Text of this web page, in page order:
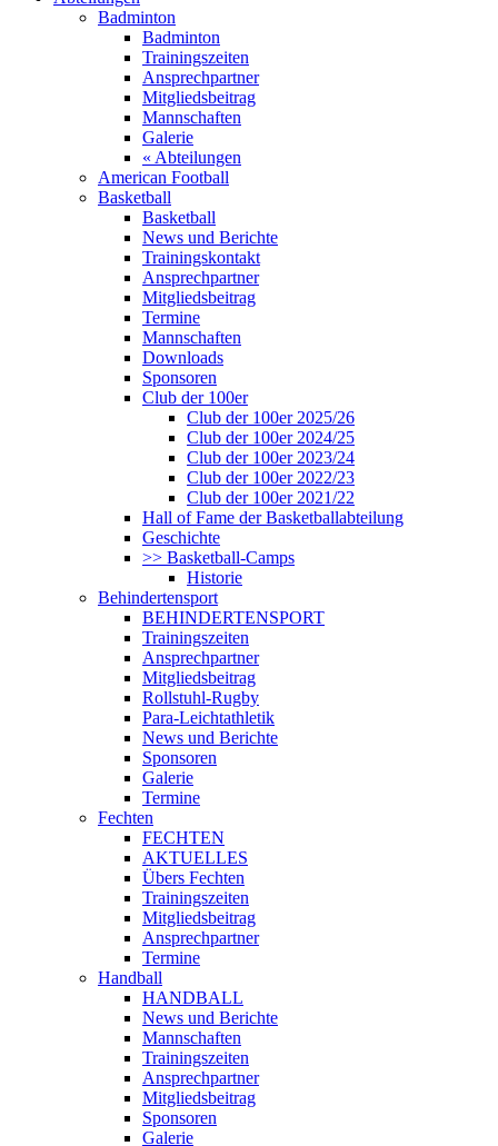
Badminton
Badminton
Trainingszeiten
Ansprechpartner
Mitgliedsbeitrag
Mannschaften
Galerie
« Abteilungen
American Football
Basketball
Basketball
News und Berichte
Trainingskontakt
Ansprechpartner
Mitgliedsbeitrag
Termine
Mannschaften
Downloads
Sponsoren
Club der 100er
Club der 100er 2025/26
Club der 100er 2024/25
Club der 100er 2023/24
Club der 100er 2022/23
Club der 100er 2021/22
Hall of Fame der Basketballabteilung
Geschichte
>> Basketball-Camps
Historie
Behindertensport
BEHINDERTENSPORT
Trainingszeiten
Ansprechpartner
Mitgliedsbeitrag
Rollstuhl-Rugby
Para-Leichtathletik
News und Berichte
Sponsoren
Galerie
Termine
Fechten
FECHTEN
AKTUELLES
Übers Fechten
Trainingszeiten
Mitgliedsbeitrag
Ansprechpartner
Termine
Handball
HANDBALL
News und Berichte
Mannschaften
Trainingszeiten
Ansprechpartner
Mitgliedsbeitrag
Sponsoren
Galerie